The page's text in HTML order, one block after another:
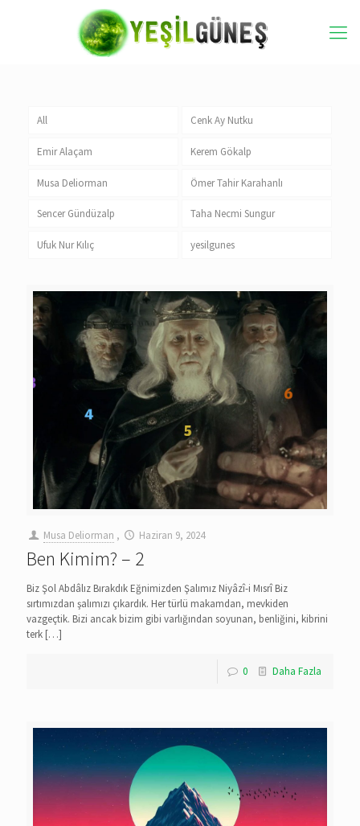
All Cenk Ay Nutku
Emir Alaçam Kerem Gökalp
Musa Deliorman Ömer Tahir Karahanlı
Sencer Gündüzalp Taha Necmi Sungur
Ufuk Nur Kılıç yesilgunes
Musa Deliorman , Haziran 9, 2024
Ben Kimim? – 2
Biz Şol Abdâlız Bırakdık Eğnimizden Şalımız Niyâzî-i Mısrî Biz
sırtımızdan şalımızı çıkardık. Her türlü makamdan, mevkiden
vazgeçtik. Bizi ancak bizim gibi varlığından soyunan, benliğini, kibrini
terk […]
0 Daha Fazla